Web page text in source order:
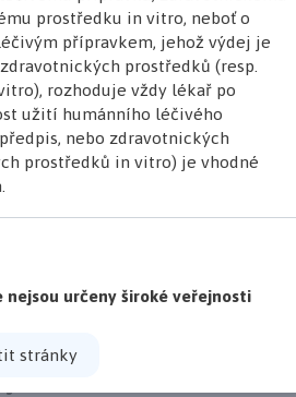
k odběru
newsletteru
inzerce
prostředku in vitro, neboť o
přípravkem, jehož výdej je
prostředků (resp.
rozhoduje vždy lékař po
užití humánního léčivého
nebo zdravotnických
prostředků in vitro) je vhodné
určeny široké veřejnosti
stránky